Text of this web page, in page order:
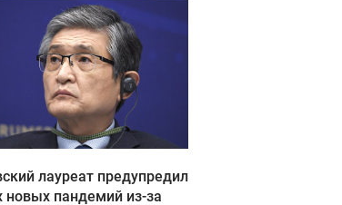
лауреат предупредил
новых пандемий из-за